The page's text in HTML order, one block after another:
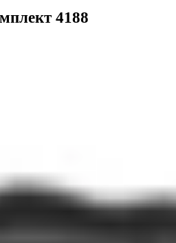
4188